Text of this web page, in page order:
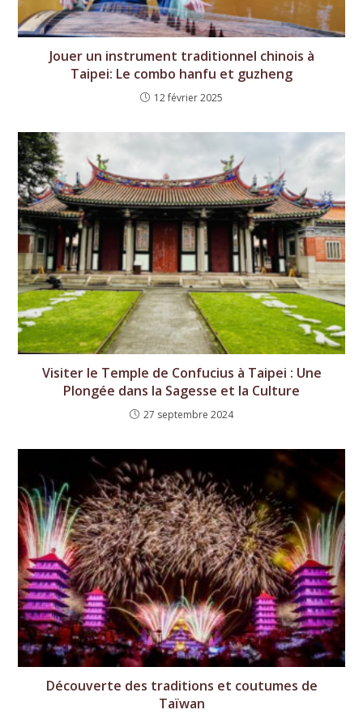
Jouer un instrument traditionnel chinois à
Taipei: Le combo hanfu et guzheng
12 février 2025
Visiter le Temple de Confucius à Taipei : Une
Plongée dans la Sagesse et la Culture
27 septembre 2024
Découverte des traditions et coutumes de
Taïwan